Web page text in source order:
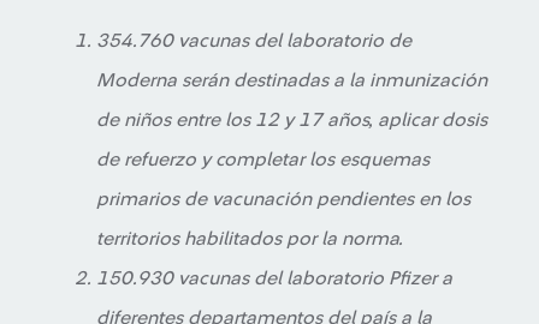
354.760 vacunas del laboratorio de
Moderna serán destinadas a la inmunización
de niños entre los 12 y 17 años, aplicar dosis
de refuerzo y completar los esquemas
primarios de vacunación pendientes en los
territorios habilitados por la norma.
150.930 vacunas del laboratorio Pfizer a
diferentes departamentos del país a la